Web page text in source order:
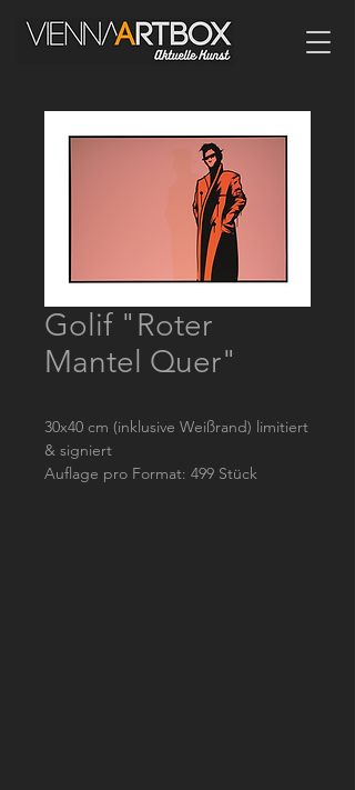
Golif "Roter
Mantel Quer"
30x40 cm (inklusive Weißrand) limitiert
& signiert
Auflage pro Format: 499 Stück